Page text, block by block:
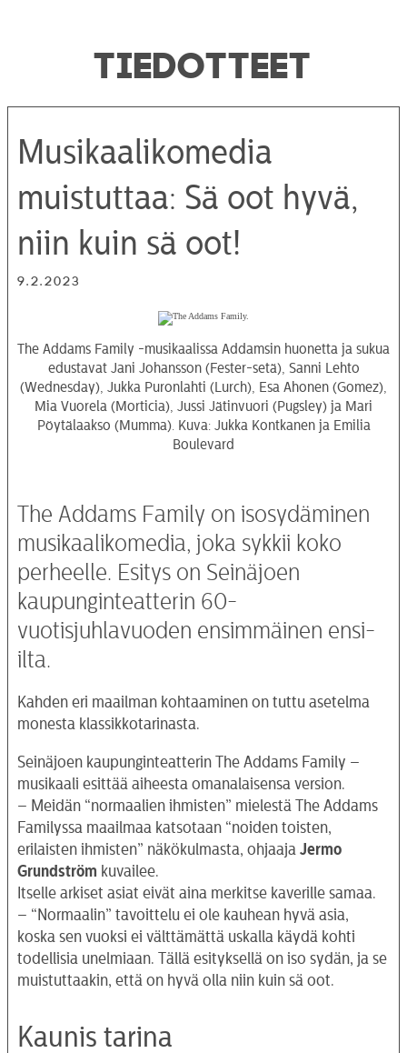
TIEDOTTEET
Musikaalikomedia
muistuttaa: Sä oot hyvä,
niin kuin sä oot!
9.2.2023
The Addams Family -musikaalissa Addamsin huonetta ja sukua
edustavat Jani Johansson (Fester-setä), Sanni Lehto
(Wednesday), Jukka Puronlahti (Lurch), Esa Ahonen (Gomez),
Mia Vuorela (Morticia), Jussi Jätinvuori (Pugsley) ja Mari
Pöytälaakso (Mumma). Kuva: Jukka Kontkanen ja Emilia
Boulevard
The Addams Family on isosydäminen
musikaalikomedia, joka sykkii koko
perheelle. Esitys on Seinäjoen
kaupunginteatterin 60-
vuotisjuhlavuoden ensimmäinen ensi-
ilta.
Kahden eri maailman kohtaaminen on tuttu asetelma
monesta klassikkotarinasta.
Seinäjoen kaupunginteatterin The Addams Family –
musikaali esittää aiheesta omanalaisensa version.
– Meidän “normaalien ihmisten” mielestä The Addams
Familyssa maailmaa katsotaan “noiden toisten,
erilaisten ihmisten” näkökulmasta, ohjaaja Jermo
Grundström kuvailee.
Itselle arkiset asiat eivät aina merkitse kaverille samaa.
– “Normaalin” tavoittelu ei ole kauhean hyvä asia,
koska sen vuoksi ei välttämättä uskalla käydä kohti
todellisia unelmiaan. Tällä esityksellä on iso sydän, ja se
muistuttaakin, että on hyvä olla niin kuin sä oot.
Kaunis tarina